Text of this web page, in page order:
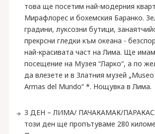
това ще посетим най-модерния
Мирафлорес и бохемския Баранко.
градини, луксозни бутици,
прекрсни гледки към океана -
най-красивата част на Лима. Ще
посещение на Музея “Ларко“, а по
да влезете и в Златния музей
Armas del Mundo“ *. Нощувка в Лима.
3 ДЕН – ЛИМА/ ПАЧАКАМАК/ПАРАКАС
този ден ще пропътуваме 280